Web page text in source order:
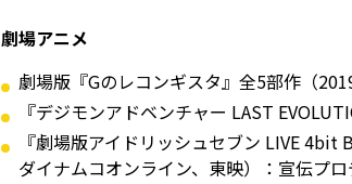
劇場アニメ
劇場版『Gのレコンギスタ』全5部作（
『デジモンアドベンチャー LAST
『劇場版アイドリッシュセブン LIVE
ダイナムコオンライン、東映）：宣伝プ